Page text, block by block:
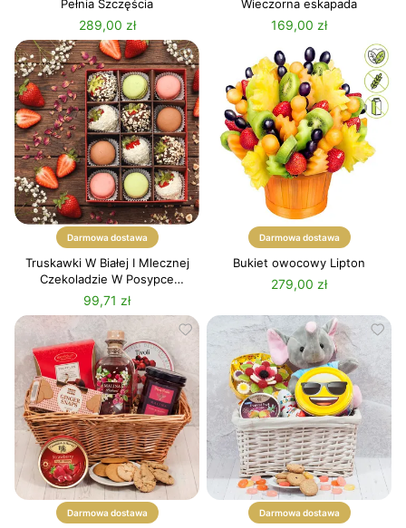
Pełnia Szczęścia
289,00 zł
Wieczorna eskapada
169,00 zł
Darmowa dostawa
Truskawki W Białej I Mlecznej
Czekoladzie W Posypce
Kokosowej I Orzechowej Z
Makaronikami
99,71 zł
Darmowa dostawa
Bukiet owocowy Lipton
279,00 zł
Darmowa dostawa Darmowa dostawa